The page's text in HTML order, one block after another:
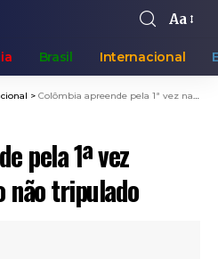
Aa
Brasil Internacional
> Colômbia apreende pela 1ª vez narcossubmarino não tripulado
pela 1ª vez
não tripulado